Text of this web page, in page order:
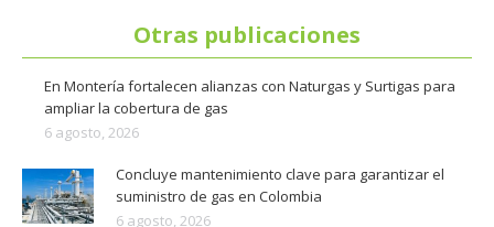
Otras publicaciones
En Montería fortalecen alianzas con Naturgas y Surtigas para
ampliar la cobertura de gas
6 agosto, 2026
Concluye mantenimiento clave para garantizar el
suministro de gas en Colombia
6 agosto, 2026